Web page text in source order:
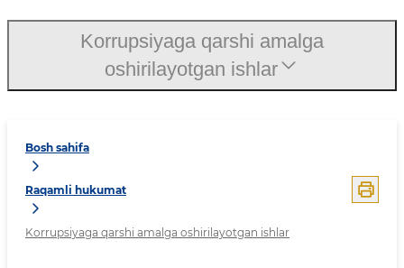
Bosh sahifa
Raqamli hukumat
Korrupsiyaga qarshi amalga oshirilayotgan ishlar
Korrupsiyaga qarshi amalga
oshirilayotgan ishlar